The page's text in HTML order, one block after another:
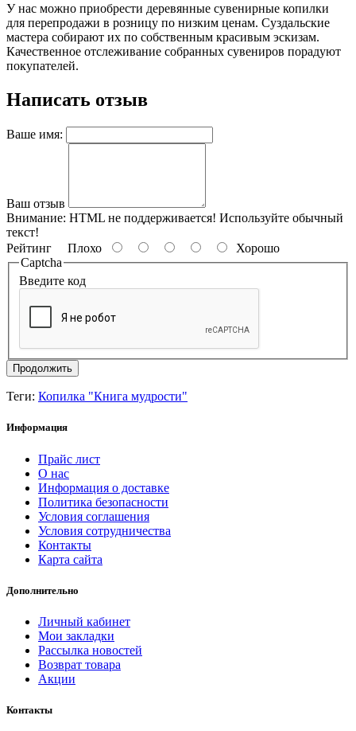
У нас можно приобрести деревянные сувенирные копилки
для перепродажи в розницу по низким ценам. Суздальские
мастера собирают их по собственным красивым эскизам.
Качественное отслеживание собранных сувениров порадуют
покупателей.
Написать отзыв
Ваше имя:
Ваш отзыв
Внимание: HTML не поддерживается! Используйте обычный
текст!
Рейтинг Плохо
Хорошо
Captcha
Введите код
Продолжить
Теги: Копилка "Книга мудрости"
Информация
Прайс лист
О нас
Информация о доставке
Политика безопасности
Условия соглашения
Условия сотрудничества
Контакты
Карта сайта
Дополнительно
Личный кабинет
Мои закладки
Рассылка новостей
Возврат товара
Акции
Контакты